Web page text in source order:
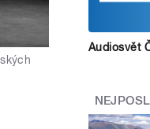
Audiosvět